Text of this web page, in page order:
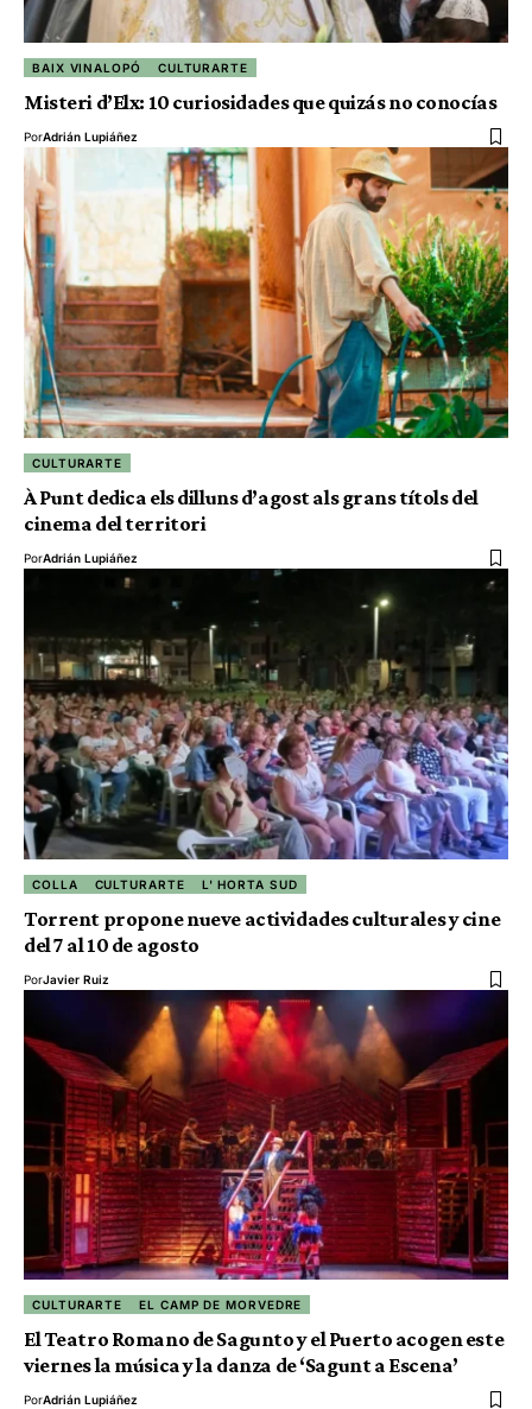
BAIX VINALOPÓ CULTURARTE
Misteri d’Elx: 10 curiosidades que quizás no conocías
PorAdrián Lupiáñez
CULTURARTE
À Punt dedica els dilluns d’agost als grans títols del
cinema del territori
PorAdrián Lupiáñez
COLLA CULTURARTE L' HORTA SUD
Torrent propone nueve actividades culturales y cine
del 7 al 10 de agosto
PorJavier Ruiz
CULTURARTE EL CAMP DE MORVEDRE
El Teatro Romano de Sagunto y el Puerto acogen este
viernes la música y la danza de ‘Sagunt a Escena’
PorAdrián Lupiáñez